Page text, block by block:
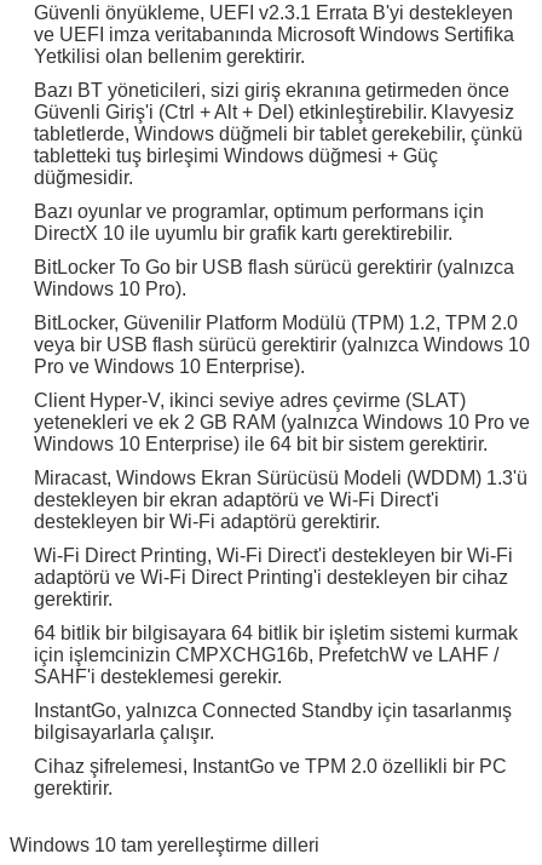
Sunmak
Güvenli önyükleme, UEFI v2.3.1 Errata B'yi destekleyen
ve UEFI imza veritabanında Microsoft Windows Sertifika
Yetkilisi olan bellenim gerektirir.
Bazı BT yöneticileri, sizi giriş ekranına getirmeden önce
Güvenli Giriş'i (Ctrl + Alt + Del) etkinleştirebilir. Klavyesiz
tabletlerde, Windows düğmeli bir tablet gerekebilir, çünkü
tabletteki tuş birleşimi Windows düğmesi + Güç
düğmesidir.
Bazı oyunlar ve programlar, optimum performans için
DirectX 10 ile uyumlu bir grafik kartı gerektirebilir.
BitLocker To Go bir USB flash sürücü gerektirir (yalnızca
Windows 10 Pro).
BitLocker, Güvenilir Platform Modülü (TPM) 1.2, TPM 2.0
veya bir USB flash sürücü gerektirir (yalnızca Windows 10
Pro ve Windows 10 Enterprise).
Client Hyper-V, ikinci seviye adres çevirme (SLAT)
yetenekleri ve ek 2 GB RAM (yalnızca Windows 10 Pro ve
Windows 10 Enterprise) ile 64 bit bir sistem gerektirir.
Miracast, Windows Ekran Sürücüsü Modeli (WDDM) 1.3'ü
destekleyen bir ekran adaptörü ve Wi-Fi Direct'i
destekleyen bir Wi-Fi adaptörü gerektirir.
Wi-Fi Direct Printing, Wi-Fi Direct'i destekleyen bir Wi-Fi
adaptörü ve Wi-Fi Direct Printing'i destekleyen bir cihaz
gerektirir.
64 bitlik bir bilgisayara 64 bitlik bir işletim sistemi kurmak
için işlemcinizin CMPXCHG16b, PrefetchW ve LAHF /
SAHF'i desteklemesi gerekir.
InstantGo, yalnızca Connected Standby için tasarlanmış
bilgisayarlarla çalışır.
Cihaz şifrelemesi, InstantGo ve TPM 2.0 özellikli bir PC
gerektirir.
Windows 10 tam yerelleştirme dilleri